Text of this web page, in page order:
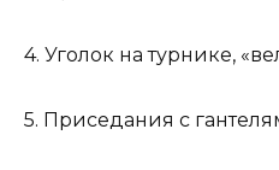
4. Уголок на турнике,
5. Приседания с